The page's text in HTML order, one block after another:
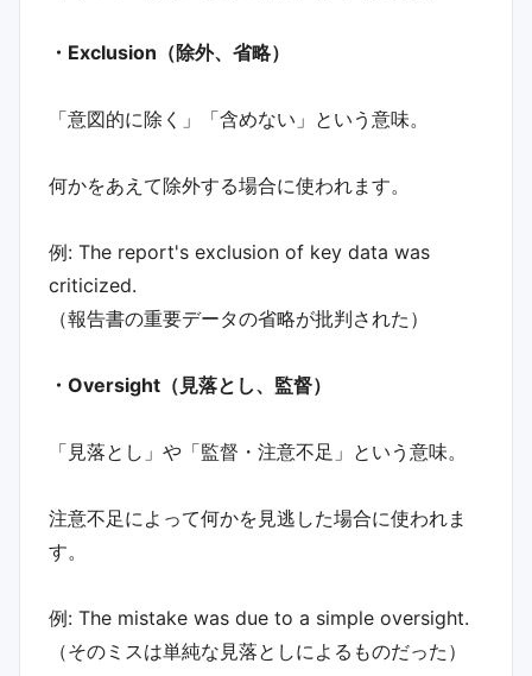
・Exclusion（除外、省略）
「意図的に除く」「含めない」という意味。
何かをあえて除外する場合に使われます。
例: The report's exclusion of key data was
criticized.
（報告書の重要データの省略が批判された）
・Oversight（見落とし、監督）
「見落とし」や「監督・注意不足」という意味。
注意不足によって何かを見逃した場合に使われま
す。
例: The mistake was due to a simple oversight.
（そのミスは単純な見落としによるものだった）